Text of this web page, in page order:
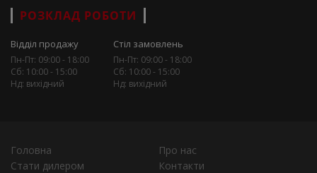
РОЗКЛАД РОБОТИ
Відділ продажу
Пн-Пт: 09:00 - 18:00
Сб: 10:00 - 15:00
Нд: вихідний
Стіл замовлень
Пн-Пт: 09:00 - 18:00
Сб: 10:00 - 15:00
Нд: вихідний
Головна
Про нас
Стати дилером
Контакти